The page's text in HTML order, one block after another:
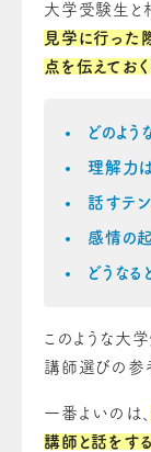
大学受験生と
見学に行った
点を伝えておく
どのよう
理解力
話すテ
感情の
どうなる
このような大
講師選びの参考
一番よいのは、
講師と話をする